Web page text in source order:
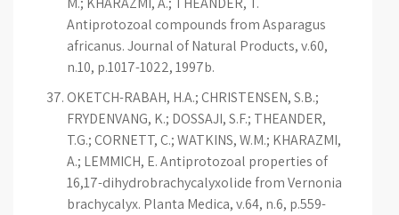
Antiprotozoal compounds from Asparagus
africanus. Journal of Natural Products, v.60,
n.10, p.1017-1022, 1997b.
OKETCH-RABAH, H.A.; CHRISTENSEN, S.B.;
FRYDENVANG, K.; DOSSAJI, S.F.; THEANDER,
T.G.; CORNETT, C.; WATKINS, W.M.; KHARAZMI,
A.; LEMMICH, E. Antiprotozoal properties of
16,17-dihydrobrachycalyxolide from Vernonia
brachycalyx. Planta Medica, v.64, n.6, p.559-